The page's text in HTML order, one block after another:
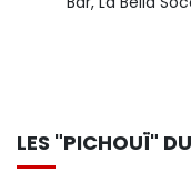
LES "PICHOUÏ"